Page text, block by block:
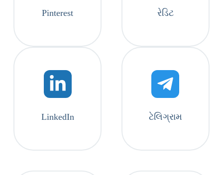
Pinterest રેડિટ
LinkedIn ટેલિગ્રામ